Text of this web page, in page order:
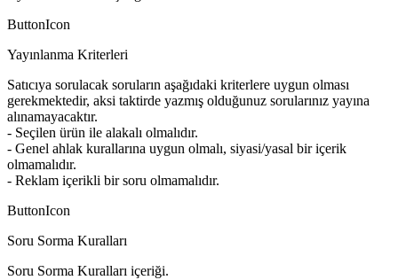
ButtonIcon
Yayınlanma Kriterleri
Satıcıya sorulacak soruların aşağıdaki kriterlere uygun olması
gerekmektedir, aksi taktirde yazmış olduğunuz sorularınız yayına
alınamayacaktır.
- Seçilen ürün ile alakalı olmalıdır.
- Genel ahlak kurallarına uygun olmalı, siyasi/yasal bir içerik
olmamalıdır.
- Reklam içerikli bir soru olmamalıdır.
ButtonIcon
Soru Sorma Kuralları
Soru Sorma Kuralları içeriği.